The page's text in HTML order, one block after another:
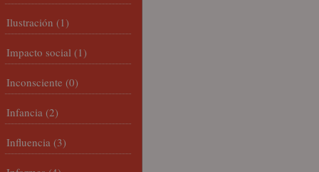
Ilustración (1)
Impacto social (1)
Inconsciente (0)
Infancia (2)
Influencia (3)